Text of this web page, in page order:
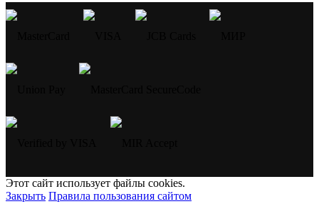
Этот сайт использует файлы cookies.
Закрыть Правила пользования сайтом